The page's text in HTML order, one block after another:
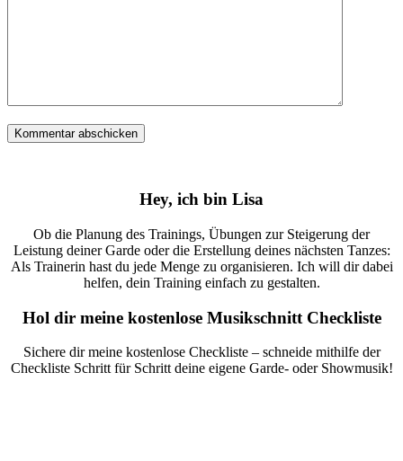
Hey, ich bin Lisa
Ob die Planung des Trainings, Übungen zur Steigerung der
Leistung deiner Garde oder die Erstellung deines nächsten Tanzes:
Als Trainerin hast du jede Menge zu organisieren. Ich will dir dabei
helfen, dein Training einfach zu gestalten.
Hol dir meine kostenlose Musikschnitt Checkliste
Sichere dir meine kostenlose Checkliste – schneide mithilfe der
Checkliste Schritt für Schritt deine eigene Garde- oder Showmusik!